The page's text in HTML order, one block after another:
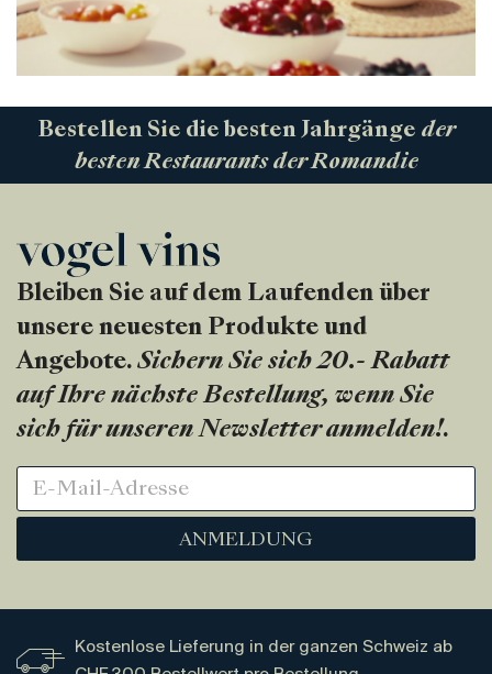
Bestellen Sie die besten Jahrgänge der
besten Restaurants der Romandie
Bleiben Sie auf dem Laufenden über
unsere neuesten Produkte und
Angebote. Sichern Sie sich 20.- Rabatt
auf Ihre nächste Bestellung, wenn Sie
sich für unseren Newsletter anmelden!.
ANMELDUNG
Kostenlose Lieferung in der ganzen Schweiz ab